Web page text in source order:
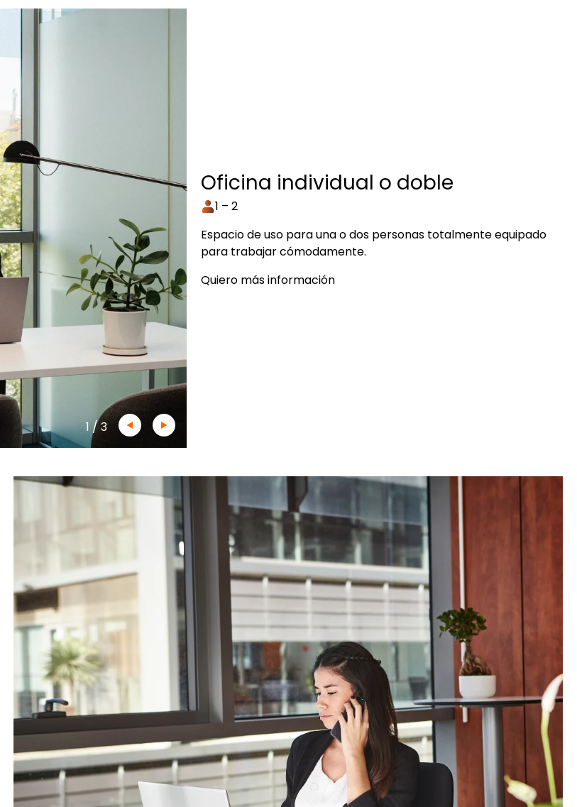
1/3
Oficina individual o doble
1 – 2
Espacio de uso para una o dos personas totalmente equipado
para trabajar cómodamente.
Quiero más información